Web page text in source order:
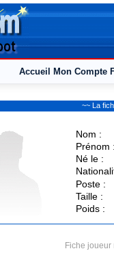
Accueil Mon Compte
~~ La
Nom :
Prénom
Né le :
Poste :
Taille :
Poids :
Fiche